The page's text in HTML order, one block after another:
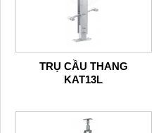
TRỤ CẦU THANG
KAT13L